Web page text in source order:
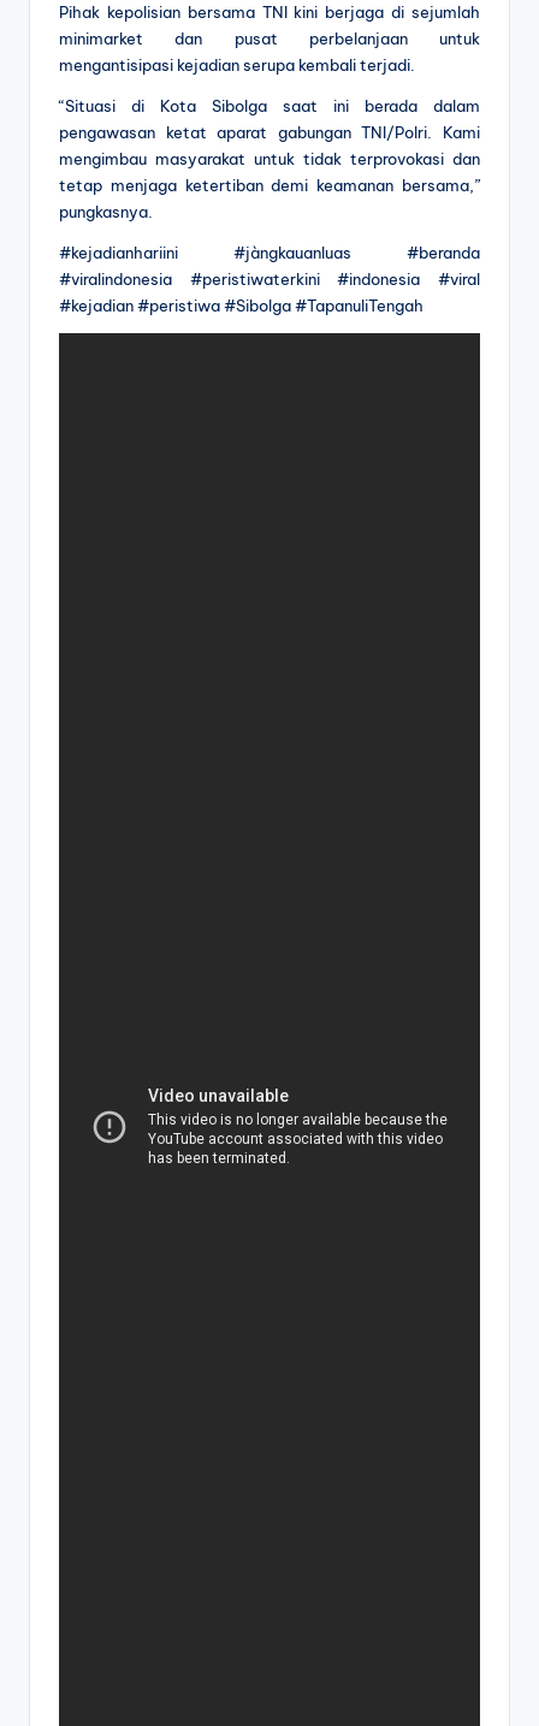
Pihak kepolisian bersama TNI kini berjaga di sejumlah
minimarket dan pusat perbelanjaan untuk
mengantisipasi kejadian serupa kembali terjadi.
“Situasi di Kota Sibolga saat ini berada dalam
pengawasan ketat aparat gabungan TNI/Polri. Kami
mengimbau masyarakat untuk tidak terprovokasi dan
tetap menjaga ketertiban demi keamanan bersama,”
pungkasnya.
#kejadianhariini #jàngkauanluas #beranda
#viralindonesia #peristiwaterkini #indonesia #viral
#kejadian #peristiwa #Sibolga #TapanuliTengah